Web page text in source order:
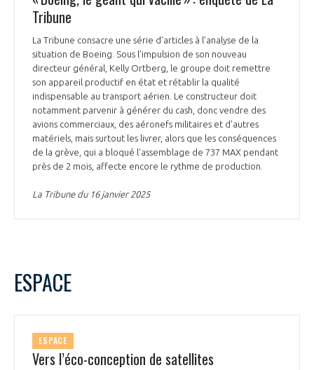
Tribune
La Tribune consacre une série d’articles à l’analyse de la
situation de Boeing. Sous l’impulsion de son nouveau
directeur général, Kelly Ortberg, le groupe doit remettre
son appareil productif en état et rétablir la qualité
indispensable au transport aérien. Le constructeur doit
notamment parvenir à générer du cash, donc vendre des
avions commerciaux, des aéronefs militaires et d'autres
matériels, mais surtout les livrer, alors que les conséquences
de la grève, qui a bloqué l'assemblage de 737 MAX pendant
près de 2 mois, affecte encore le rythme de production.
La Tribune du 16 janvier 2025
ESPACE
ESPACE
Vers l’éco-conception de satellites